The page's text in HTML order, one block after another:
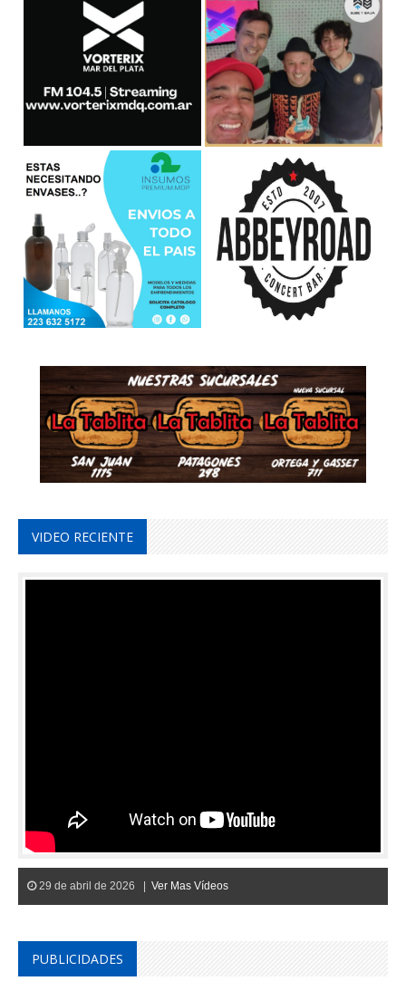
VIDEO RECIENTE
29 de abril de 2026 | Ver Mas Vídeos
PUBLICIDADES